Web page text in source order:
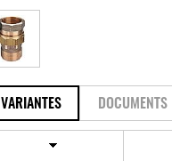
VARIANTES DOCUMENTS